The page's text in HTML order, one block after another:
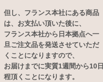
但し、フランス本社にある商品
は、お支払い頂いた後に、
フランス本社から日本拠点へ一
旦ご注文品を発送させていただ
くことになりますので、
お届けまでに実質1週間から10日
程頂くことになります。